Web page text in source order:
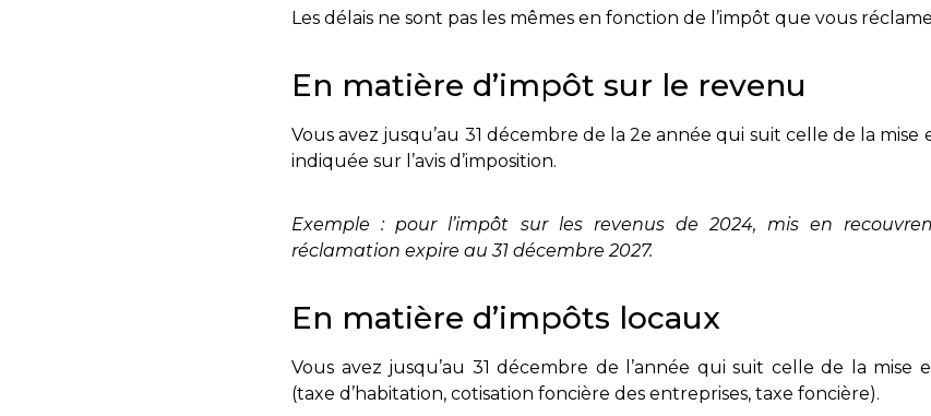
Les délais ne sont pas les mêmes en fonction de l’impôt que vous
En matière d’impôt sur le revenu
Vous avez jusqu’au 31 décembre de la 2e année qui suit celle de la
indiquée sur l’avis d’imposition.
Exemple : pour l’impôt sur les revenus de 2024, mis en
réclamation expire au 31 décembre 2027.
En matière d’impôts locaux
Vous avez jusqu’au 31 décembre de l’année qui suit celle de la mise
(taxe d’habitation, cotisation foncière des entreprises, taxe foncière).